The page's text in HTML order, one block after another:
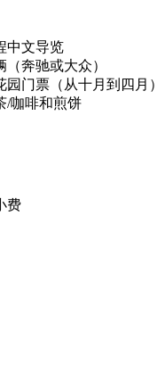
中文导览
奔驰或大众）
园门票（从十月到四月）
/咖啡和煎饼
费